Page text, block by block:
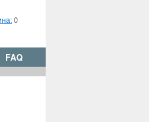
0
FAQ